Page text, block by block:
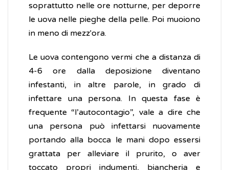
soprattutto nelle ore notturne, per deporre
le uova nelle pieghe della pelle. Poi muoiono
in meno di mezz'ora.
Le uova contengono vermi che a distanza di
4-6 ore dalla deposizione diventano
infestanti, in altre parole, in grado di
infettare una persona. In questa fase è
frequente “l’autocontagio”, vale a dire che
una persona può infettarsi nuovamente
portando alla bocca le mani dopo essersi
grattata per alleviare il prurito, o aver
toccato propri indumenti, biancheria e